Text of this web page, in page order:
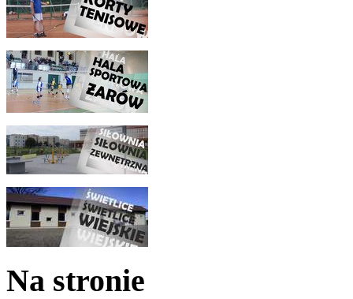
Na stronie